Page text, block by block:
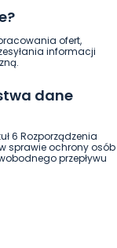
ofert,
informacji
dane
6 Rozporządzenia
sprawie ochrony osób
przepływu
lub umownym oraz